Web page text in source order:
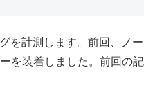
を計測します。前回、ノー
を装着しました。前回の記